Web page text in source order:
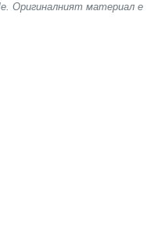
Оригиналният материал е